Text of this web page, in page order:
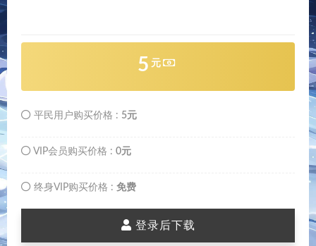
5 元
平民用户购买价格 : 5元
VIP会员购买价格 : 0元
终身VIP购买价格 : 免费
登录后下载